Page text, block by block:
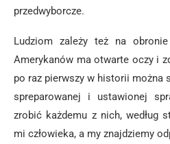
przedwyborcze.
Ludziom zależy też na
Amerykanów ma otwarte oczy i
po raz pierwszy w historii można
spreparowanej i ustawionej
zrobić każdemu z nich, według
mi człowieka, a my znajdziemy